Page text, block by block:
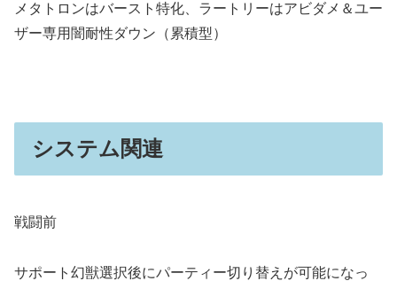
メタトロンはバースト特化、ラートリーはアビダメ＆ユー
ザー専用闇耐性ダウン（累積型）
システム関連
戦闘前
サポート幻獣選択後にパーティー切り替えが可能になっ